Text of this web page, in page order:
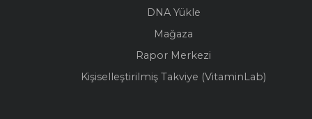
DNA Yükle
Mağaza
Rapor Merkezi
Kişiselleştirilmiş Takviye (VitaminLab)